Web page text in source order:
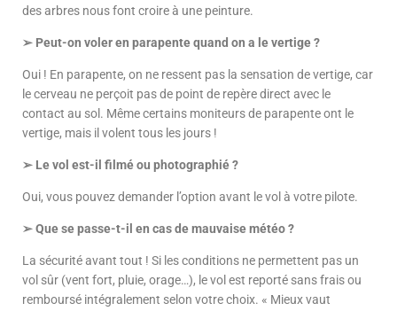
des arbres nous font croire à une peinture.
➢ Peut-on voler en parapente quand on a le vertige ?
Oui ! En parapente, on ne ressent pas la sensation de vertige, car
le cerveau ne perçoit pas de point de repère direct avec le
contact au sol. Même certains moniteurs de parapente ont le
vertige, mais il volent tous les jours !
➢ Le vol est-il filmé ou photographié ?
Oui, vous pouvez demander l’option avant le vol à votre pilote.
➢ Que se passe-t-il en cas de mauvaise météo ?
La sécurité avant tout ! Si les conditions ne permettent pas un
vol sûr (vent fort, pluie, orage…), le vol est reporté sans frais ou
remboursé intégralement selon votre choix. « Mieux vaut